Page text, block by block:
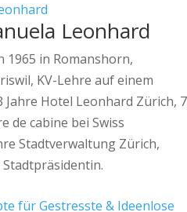
Leonhard
1965 in Romanshorn,
KV-Lehre auf einem
Jahre Hotel Leonhard Zürich, 7
de cabine bei Swiss
Stadtverwaltung Zürich,